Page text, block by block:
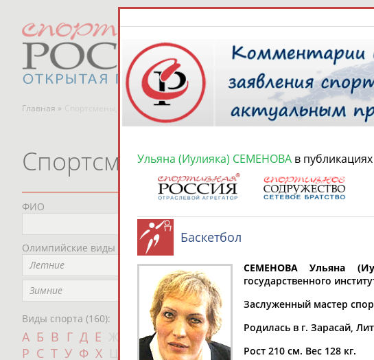
Главная » Спортсмены, тренеры и специалисты
Спортсмены, тренеры и
ФИО
Олимпийские виды спорта
Летние
Зимние
Виды спорта (160):
А Б В Г Д Е И К Л М Н
П
Р С Т У Ф Х Ш Щ Э Ю Я
Не выбран
Регион
Не выбран
Дата рождения
с
чч мм
Ульяна (Иулияка) СЕМЕНОВА в публикациях
Баскетбол
СЕМЕНОВА Ульяна
государственного
Заслуженный мастер
Родилась в г. Зарасай,
Рост 210 см. Вес 128 кг.